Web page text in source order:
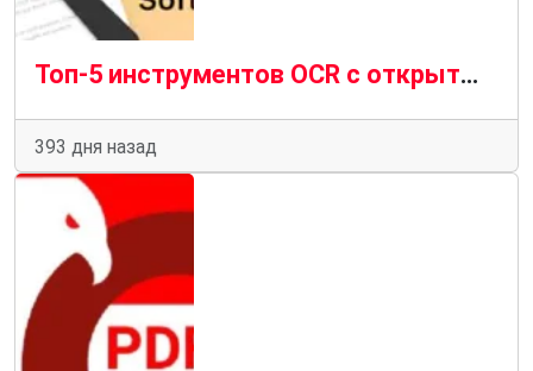
Топ-5 инструментов OCR с открытым исходным кодом для Linux в 2025 году
393 дня назад